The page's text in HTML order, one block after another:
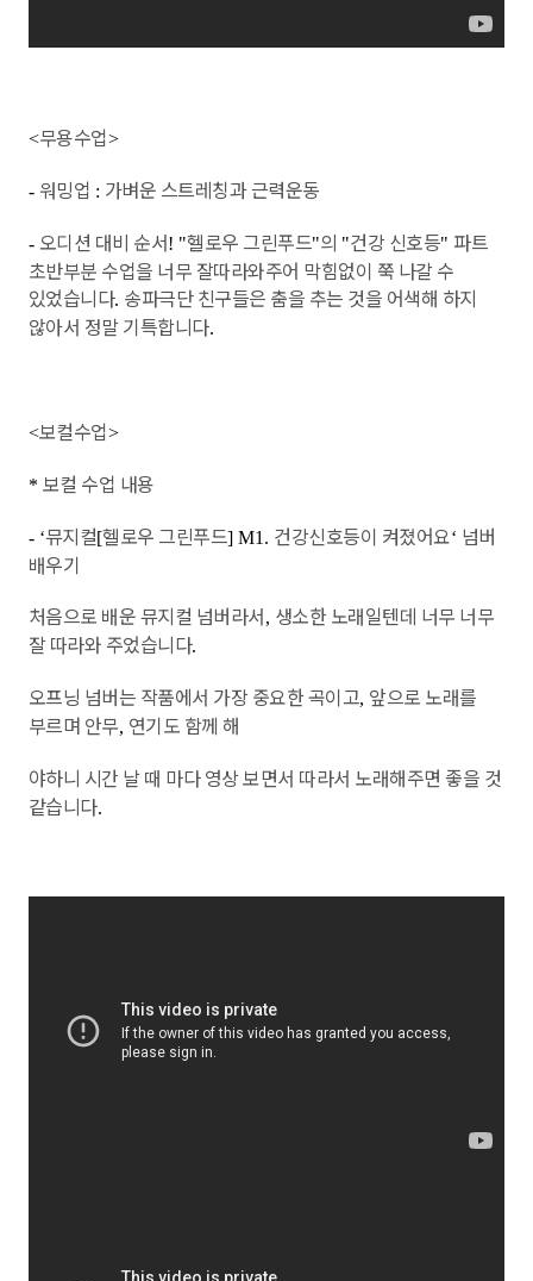
<무용수업>
- 워밍업 : 가벼운 스트레칭과 근력운동
- 오디션 대비 순서! "헬로우 그린푸드"의 "건강 신호등" 파트
초반부분 수업을 너무 잘따라와주어 막힘없이 쭉 나갈 수
있었습니다. 송파극단 친구들은 춤을 추는 것을 어색해 하지
않아서 정말 기특합니다.
<보컬수업>
* 보컬 수업 내용
- ‘뮤지컬[헬로우 그린푸드] M1. 건강신호등이 켜졌어요‘ 넘버
배우기
처음으로 배운 뮤지컬 넘버라서, 생소한 노래일텐데 너무 너무
잘 따라와 주었습니다.
오프닝 넘버는 작품에서 가장 중요한 곡이고, 앞으로 노래를
부르며 안무, 연기도 함께 해
야하니 시간 날 때 마다 영상 보면서 따라서 노래해주면 좋을 것
같습니다.